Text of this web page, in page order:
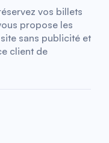
vos billets
propose les
sans publicité et
client de